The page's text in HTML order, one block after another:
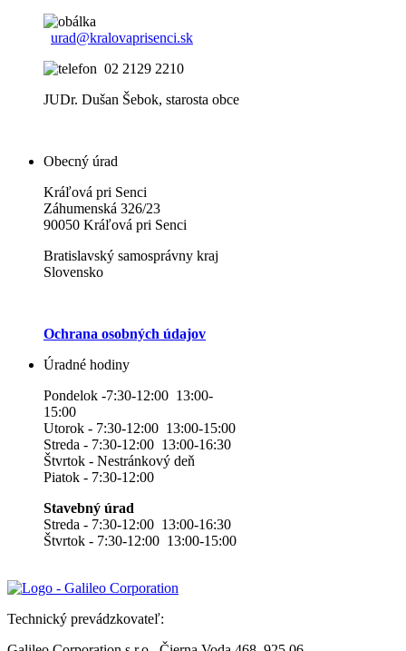
urad@kralovaprisenci.sk
02 2129 2210
JUDr. Dušan Šebok, starosta obce
Obecný úrad
Kráľová pri Senci
Záhumenská 326/23
90050 Kráľová pri Senci
Bratislavský samosprávny kraj
Slovensko
Ochrana osobných údajov
Úradné hodiny
Pondelok -7:30-12:00 13:00-
15:00
Utorok - 7:30-12:00 13:00-15:00
Streda - 7:30-12:00 13:00-16:30
Štvrtok - Nestránkový deň
Piatok - 7:30-12:00
Stavebný úrad
Streda - 7:30-12:00 13:00-16:30
Štvrtok - 7:30-12:00 13:00-15:00
Technický prevádzkovateľ: